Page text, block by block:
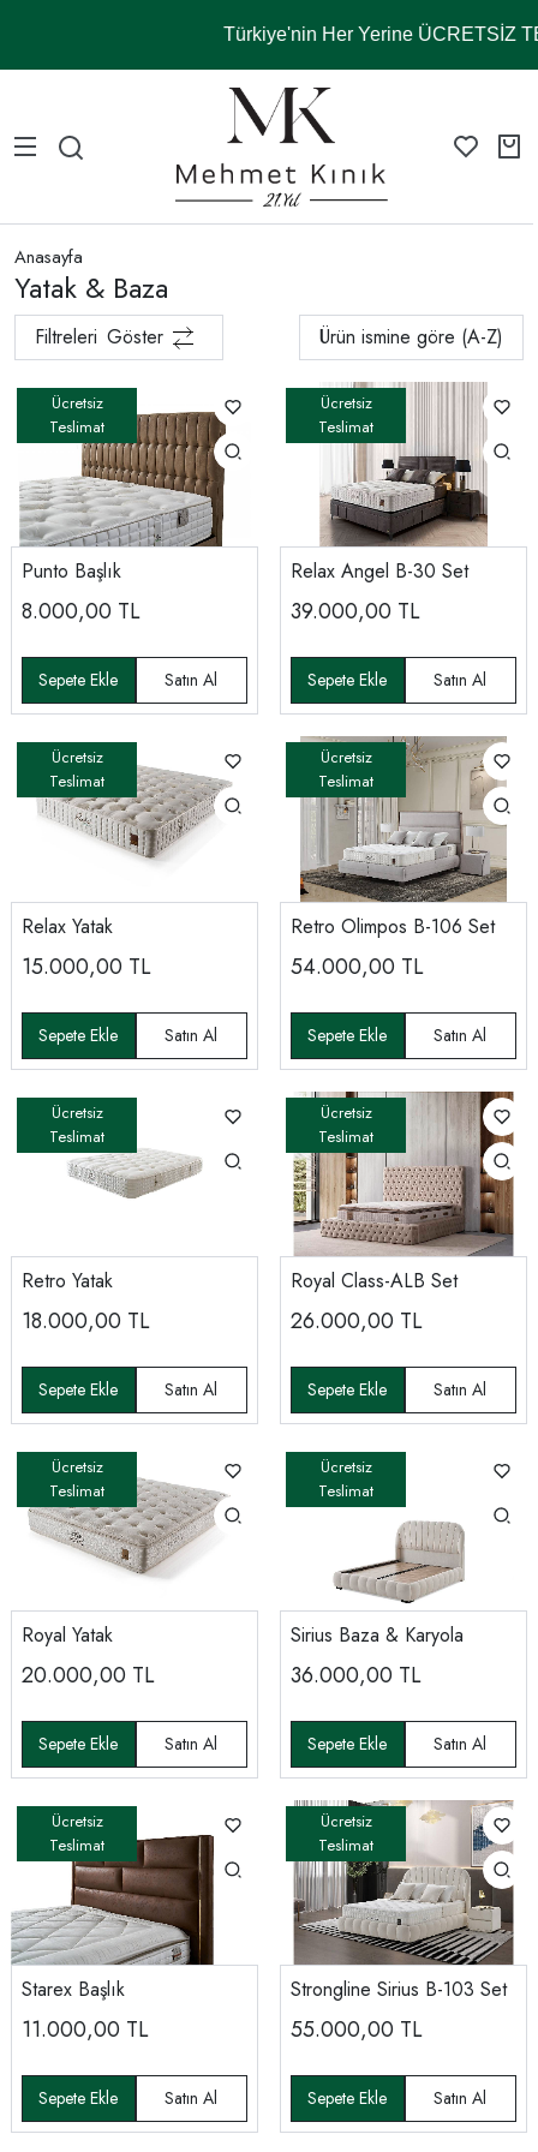
Türkiye'nin Her Yerine ÜCRETSİZ
Anasayfa
Yatak & Baza
Filtreleri Göster Ürün ismine göre (A-Z)
Punto Başlık
8.000,00 TL
Relax Angel B-30 Set
39.000,00 TL
Relax Yatak
15.000,00 TL
Retro Olimpos B-106 Set
54.000,00 TL
Retro Yatak
18.000,00 TL
Royal Class-ALB Set
26.000,00 TL
Royal Yatak
20.000,00 TL
Sirius Baza & Karyola
36.000,00 TL
Starex Başlık
11.000,00 TL
Strongline Sirius B-103 Set
55.000,00 TL